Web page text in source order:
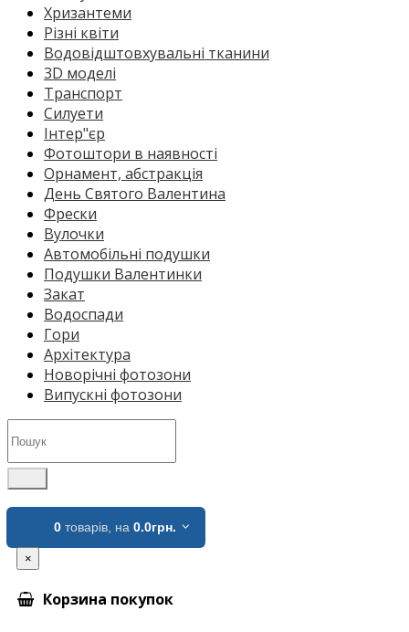
Хризантеми
Різні квіти
Водовідштовхувальні тканини
3D моделі
Транспорт
Силуети
Інтер"єр
Фотоштори в наявності
Орнамент, абстракція
День Святого Валентина
Фрески
Вулочки
Автомобільні подушки
Подушки Валентинки
Закат
Водоспади
Гори
Архітектура
Новорічні фотозони
Випускні фотозони
0 товарів, на 0.0грн.
×
Корзина покупок